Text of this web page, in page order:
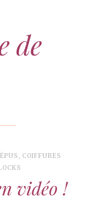
de
, COIFFURES
vidéo !